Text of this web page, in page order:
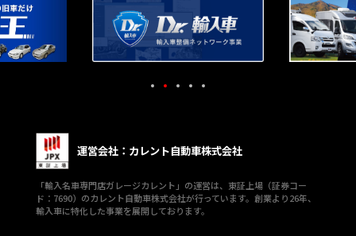
運営会社：カレント自動車株式会社
「輸入名車専門店ガレージカレント」の運営は、東証上場（証券コー
ド：7690）のカレント自動車株式会社が行っています。創業より26年、
輸入車に特化した事業を展開しております。